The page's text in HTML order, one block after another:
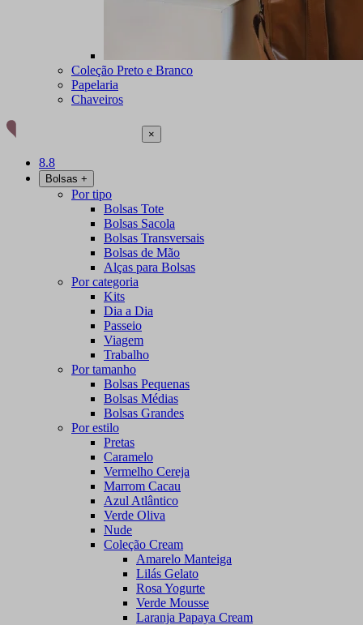
Coleção Preto e Branco
Papelaria
Chaveiros
×
8.8
Bolsas +
Por tipo
Bolsas Tote
Bolsas Sacola
Bolsas Transversais
Bolsas de Mão
Alças para Bolsas
Por categoria
Kits
Dia a Dia
Passeio
Viagem
Trabalho
Por tamanho
Bolsas Pequenas
Bolsas Médias
Bolsas Grandes
Por estilo
Pretas
Caramelo
Vermelho Cereja
Marrom Cacau
Azul Atlântico
Verde Oliva
Nude
Coleção Cream
Amarelo Manteiga
Lilás Gelato
Rosa Yogurte
Verde Mousse
Laranja Papaya Cream